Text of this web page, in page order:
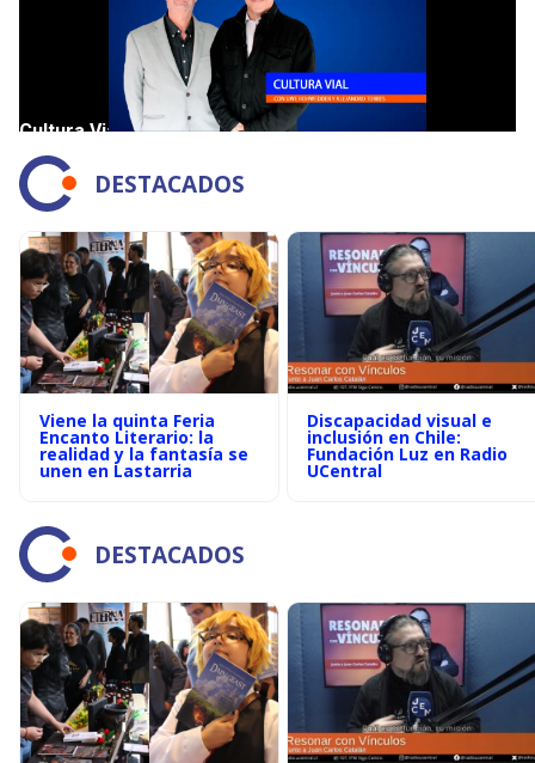
DESTACADOS
Viene la quinta Feria
Encanto Literario: la
realidad y la fantasía se
unen en Lastarria
Discapacidad visual e
inclusión en Chile:
Fundación Luz en Radio
UCentral
DESTACADOS